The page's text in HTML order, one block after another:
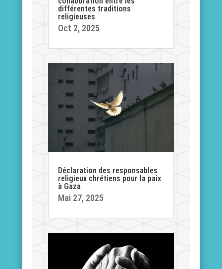
différentes traditions
religieuses
Oct 2, 2025
Déclaration des responsables
religieux chrétiens pour la paix
à Gaza
Mai 27, 2025